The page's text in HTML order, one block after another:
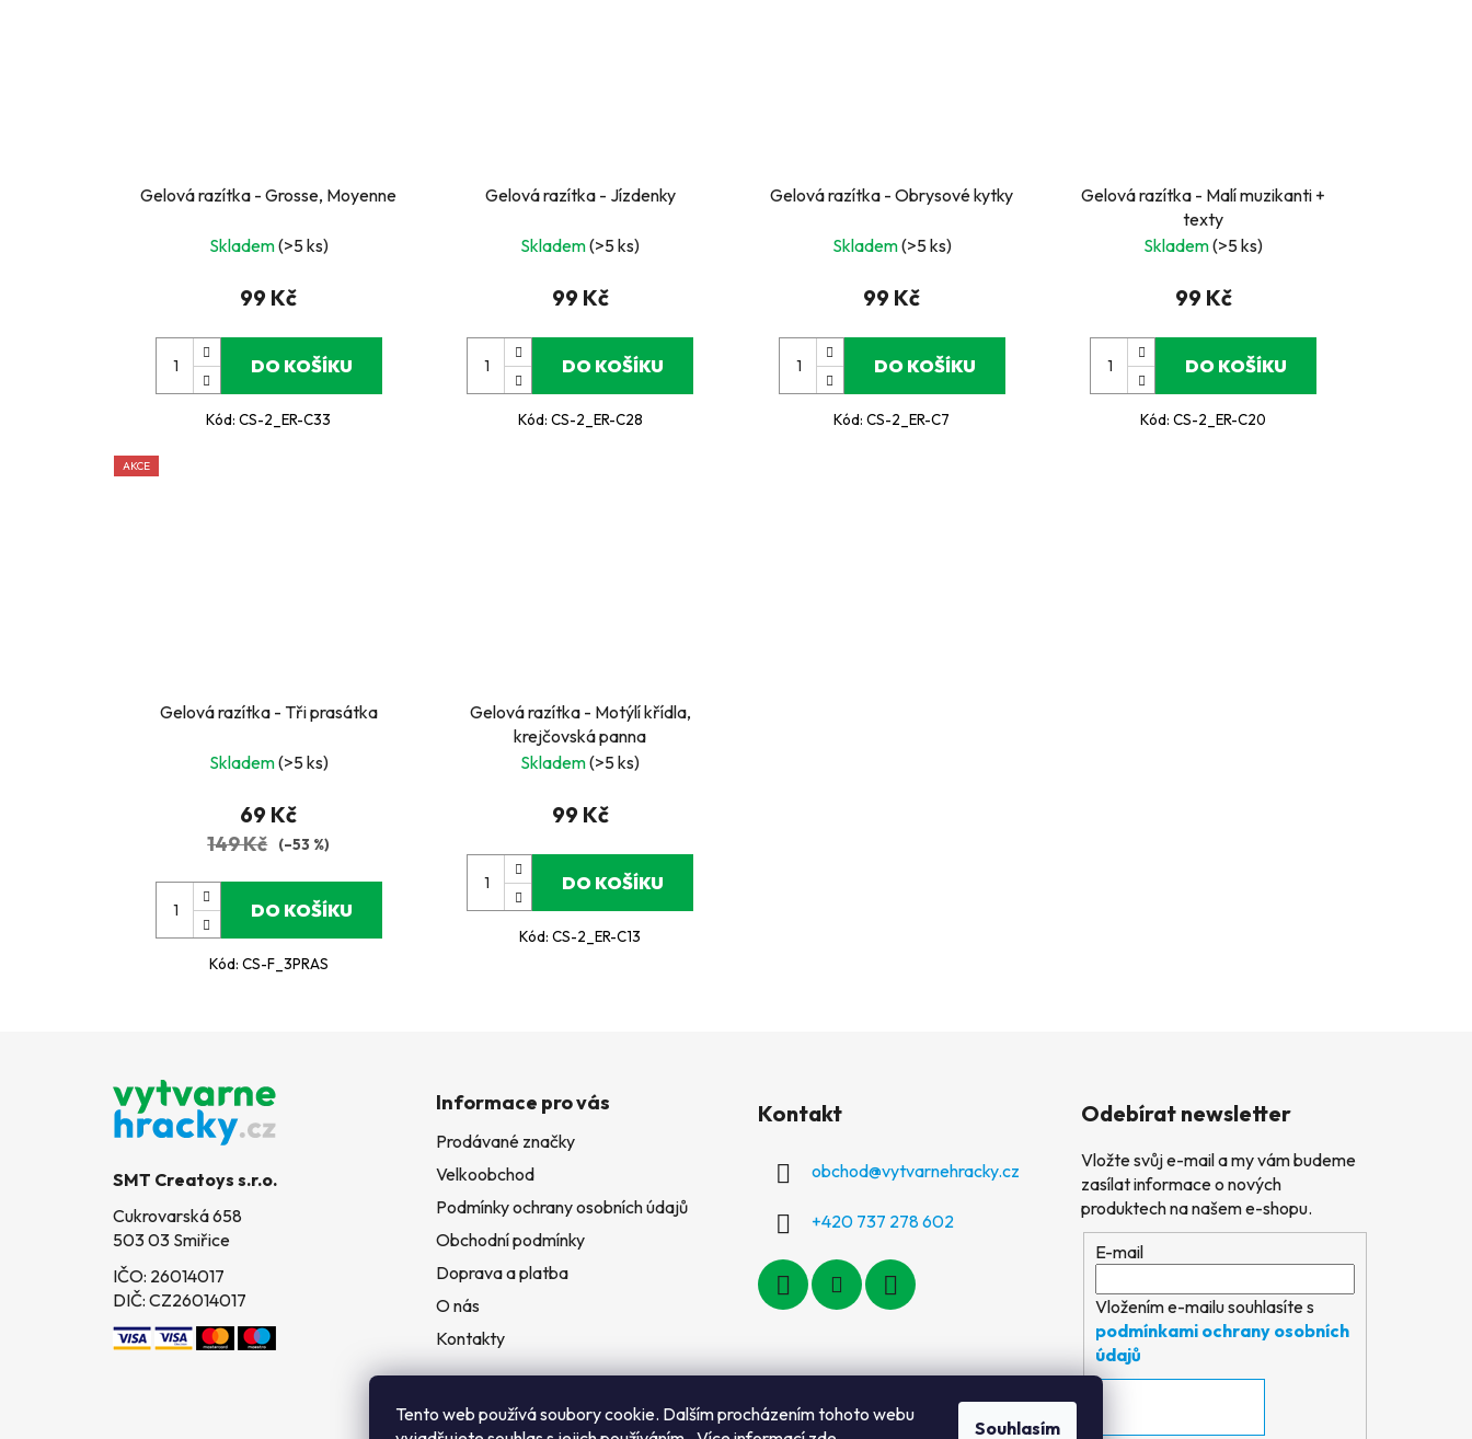
Tento web používá soubory cookie. Dalším procházením tohoto webu
Souhlasím
Gelová razítka - Grosse, Moyenne
Skladem(>5 ks)
99 Kč
DO KOŠÍKU
Kód:CS-2_ER-C33
Gelová razítka - Jízdenky
Skladem(>5 ks)
99 Kč
DO KOŠÍKU
Kód: CS-2_ER-C28
Gelová razítka - Obrysové kytky
Skladem(>5 ks)
99 Kč
DO KOŠÍKU
Kód:CS-2_ER-C7
Gelová razítka - Malí muzikanti +
texty
Skladem(>5 ks)
99 Kč
DO KOŠÍKU
Kód:CS-2_ER-C20
AKCE
Gelová razítka - Tři prasátka
Skladem(>5 ks)
69 Kč
149 Kč (–53 %)
DO KOŠÍKU
Kód: CS-F_3PRAS
Gelová razítka - Motýlí křídla,
krejčovská panna
Skladem(>5 ks)
99 Kč
DO KOŠÍKU
Kód:CS-2_ER-C13
SMT Creatoys s.r.o.
Cukrovarská 658
503 03 Smiřice
IČO: 26014017
DIČ: CZ26014017
Informace pro vás
Prodávané značky
Velkoobchod
Podmínky ochrany osobních údajů
Obchodní podmínky
Doprava a platba
O nás
Kontakty
Kontakt
obchod@vytvarnehracky.cz
+420 737 278 602
Odebírat newsletter
Vložte svůj e-mail a my vám budeme
zasílat informace o nových
produktech na našem e-shopu.
E-mail
Vložením e-mailu souhlasíte s
podmínkami ochrany osobních
údajů